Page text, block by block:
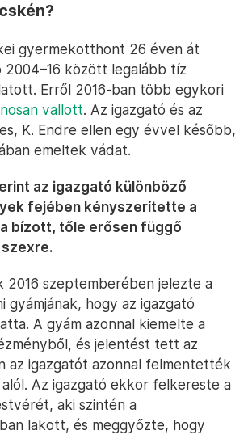
gyermekotthont 26 éven át
2004–16 között legalább tíz
Erről 2016-ban több egykori
vallott. Az igazgató és az
K. Endre ellen egy évvel később,
emeltek vádat.
az igazgató különböző
fejében kényszerítette a
bízott, tőle erősen függő
2016 szeptemberében jelezte a
gyámjának, hogy az igazgató
A gyám azonnal kiemelte a
és jelentést tett az
az igazgatót azonnal felmentették
Az igazgató ekkor felkereste a
aki szintén a
lakott, és meggyőzte, hogy